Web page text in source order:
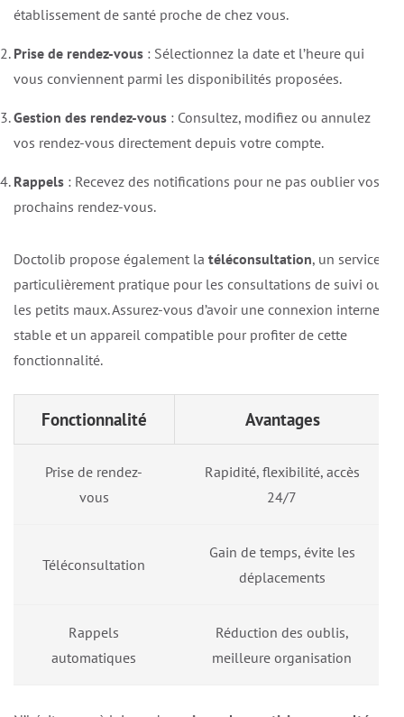
établissement de santé proche de chez vous.
Prise de rendez-vous : Sélectionnez la date et l’heure qui
vous conviennent parmi les disponibilités proposées.
Gestion des rendez-vous : Consultez, modifiez ou annulez
vos rendez-vous directement depuis votre compte.
Rappels : Recevez des notifications pour ne pas oublier vos
prochains rendez-vous.
Doctolib propose également la téléconsultation, un service
particulièrement pratique pour les consultations de suivi ou
les petits maux. Assurez-vous d’avoir une connexion internet
stable et un appareil compatible pour profiter de cette
fonctionnalité.
Fonctionnalité Avantages
Prise de rendez-
vous
Rapidité, flexibilité, accès
24/7
Téléconsultation
Gain de temps, évite les
déplacements
Rappels
automatiques
Réduction des oublis,
meilleure organisation